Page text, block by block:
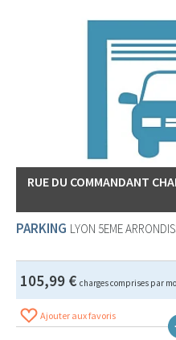
RUE DU COMMANDANT
PARKING LYON 5EME
105,99 € charges comprises par
Ajouter aux favoris